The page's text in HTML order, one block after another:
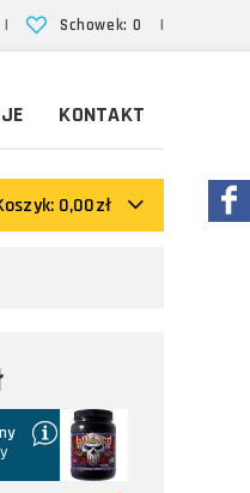
Schowek: 0 |
|
KONTAKT
0,00zł